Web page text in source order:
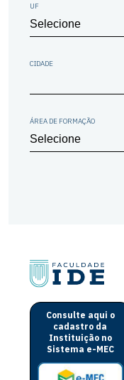
UF
CIDADE
ÁREA DE FORMAÇÃO
Consulte aqui o
cadastro da
Instituição no
Sistema e-MEC